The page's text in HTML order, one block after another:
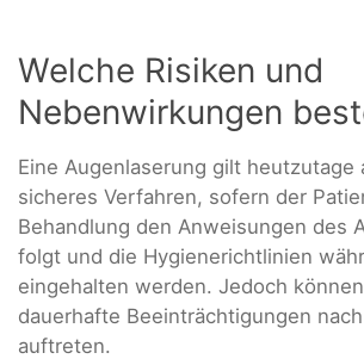
Welche Risiken und
Nebenwirkungen
Eine Augenlaserung gilt heutzutage
sicheres Verfahren, sofern der
Behandlung den Anweisungen des
folgt und die Hygienerichtlinien
eingehalten werden. Jedoch
dauerhafte Beeinträchtigungen
auftreten.